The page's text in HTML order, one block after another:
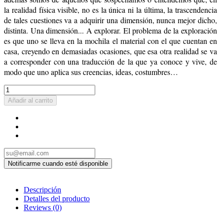
la realidad física visible, no es la única ni la última, la trascendencia
de tales cuestiones va a adquirir una dimensión, nunca mejor dicho,
distinta. Una dimensión... A explorar. El problema de la exploración
es que uno se lleva en la mochila el material con el que cuentan en
casa, creyendo en demasiadas ocasiones, que esa otra realidad se va
a corresponder con una traducción de la que ya conoce y vive, de
modo que uno aplica sus creencias, ideas, costumbres…
Añadir al carrito
Descripción
Detalles del producto
Reviews (0)